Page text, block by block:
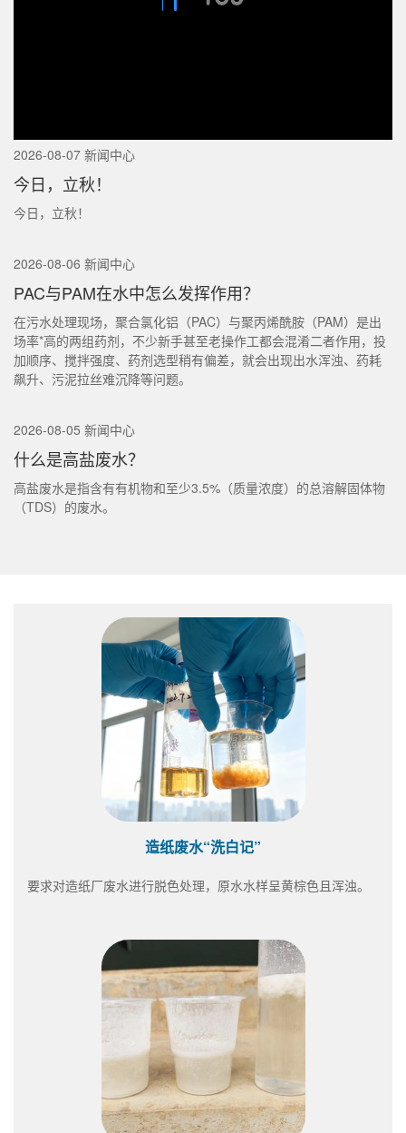
2026-08-07 新闻中心
今日，立秋！
今日，立秋！
2026-08-06 新闻中心
PAC与PAM在水中怎么发挥作用？
在污水处理现场，聚合氯化铝（PAC）与聚丙烯酰胺（PAM）是出
场率*高的两组药剂，不少新手甚至老操作工都会混淆二者作用，投
加顺序、搅拌强度、药剂选型稍有偏差，就会出现出水浑浊、药耗
飙升、污泥拉丝难沉降等问题。
2026-08-05 新闻中心
什么是高盐废水？
高盐废水是指含有有机物和至少3.5%（质量浓度）的总溶解固体物
（TDS）的废水。
造纸废水“洗白记”
要求对造纸厂废水进行脱色处理，原水水样呈黄棕色且浑浊。